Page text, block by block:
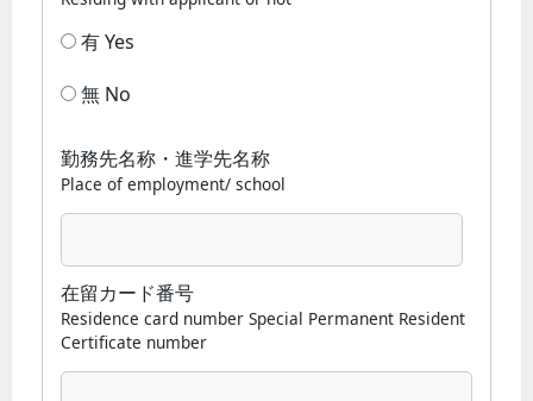
有 Yes
無 No
勤務先名称・進学先名称
Place of employment/ school
在留カード番号
Residence card number Special Permanent Resident
Certificate number